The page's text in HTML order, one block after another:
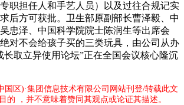
职担任人和手艺人员）以及过往合规记实
后方可获批。卫生部原副部长曹泽毅、中
忠泽、中国科学院院士陈润生等出席会
对不会给孩子买的三类玩具，由公司从办
长取立异使用论坛”正在全国会议核心隆沉
国区)·集团信息技术有限公司网站刊登/转载此文
的 ，并不意味着赞同其观点或论证其描述。